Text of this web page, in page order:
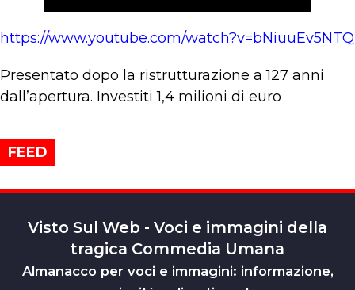
https://www.youtube.com/watch?v=bNiuuEv5NTQ
Presentato dopo la ristrutturazione a 127 anni
dall’apertura. Investiti 1,4 milioni di euro
FEED
Visto Sul Web - Voci e immagini della
tragica Commedia Umana
Almanacco per voci e immagini: informazione,